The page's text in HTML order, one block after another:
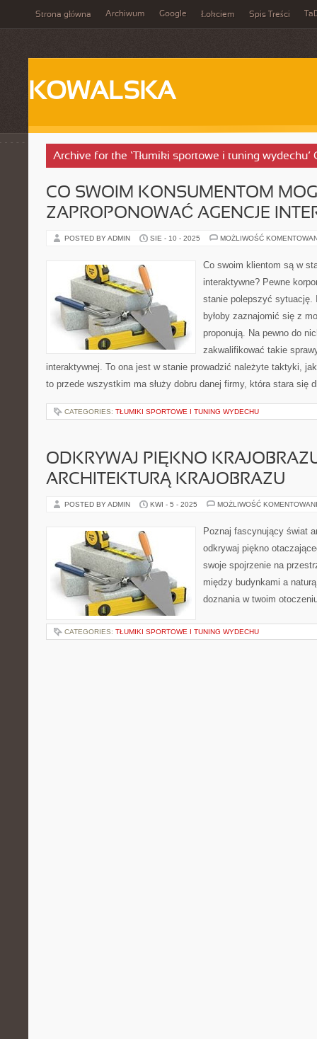
Strona główna Archiwum Google Łokciem Spis Treści
KOWALSKA
Archive for the ‘Tłumiki sportowe i tuning wydechu’
CO SWOIM KONSUMENTOM
ZAPROPONOWAĆ AGENCJE
POSTED BY ADMIN SIE - 10 - 2025 MOŻLIWOŚĆ
Co swoim klientom są w
interaktywne? Pewne
stanie polepszyć sytuację.
byłoby zaznajomić się z
proponują. Na pewno do
zakwalifikować takie
interaktywnej. To ona jest w stanie prowadzić należyte taktyki,
to przede wszystkim ma służy dobru danej firmy, która stara się
CATEGORIES: TŁUMIKI SPORTOWE I TUNING WYDECHU
ODKRYWAJ PIĘKNO
ARCHITEKTURĄ KRAJOBRAZU
POSTED BY ADMIN KWI - 5 - 2025 MOŻLIWOŚĆ
Poznaj fascynujący świat
odkrywaj piękno
swoje spojrzenie na
między budynkami a
doznania w twoim
CATEGORIES: TŁUMIKI SPORTOWE I TUNING WYDECHU